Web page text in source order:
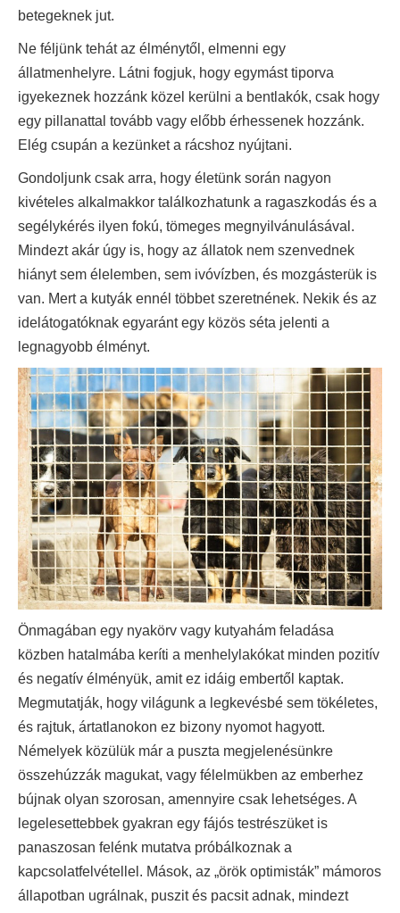
betegeknek jut.
Ne féljünk tehát az élménytől, elmenni egy
állatmenhelyre. Látni fogjuk, hogy egymást tiporva
igyekeznek hozzánk közel kerülni a bentlakók, csak hogy
egy pillanattal tovább vagy előbb érhessenek hozzánk.
Elég csupán a kezünket a rácshoz nyújtani.
Gondoljunk csak arra, hogy életünk során nagyon
kivételes alkalmakkor találkozhatunk a ragaszkodás és a
segélykérés ilyen fokú, tömeges megnyilvánulásával.
Mindezt akár úgy is, hogy az állatok nem szenvednek
hiányt sem élelemben, sem ivóvízben, és mozgásterük is
van. Mert a kutyák ennél többet szeretnének. Nekik és az
idelátogatóknak egyaránt egy közös séta jelenti a
legnagyobb élményt.
Önmagában egy nyakörv vagy kutyahám feladása
közben hatalmába keríti a menhelylakókat minden pozitív
és negatív élményük, amit ez idáig embertől kaptak.
Megmutatják, hogy világunk a legkevésbé sem tökéletes,
és rajtuk, ártatlanokon ez bizony nyomot hagyott.
Némelyek közülük már a puszta megjelenésünkre
összehúzzák magukat, vagy félelmükben az emberhez
bújnak olyan szorosan, amennyire csak lehetséges. A
legelesettebbek gyakran egy fájós testrészüket is
panaszosan felénk mutatva próbálkoznak a
kapcsolatfelvétellel. Mások, az „örök optimisták” mámoros
állapotban ugrálnak, puszit és pacsit adnak, mindezt